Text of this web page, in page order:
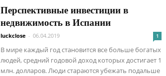
Перспективные инвестиции в
недвижимость в Испании
luckclose - 06.04.2019 1
В мире каждый год становится все больше богатых
людей, средний годовой доход которых достигает 1
млн. долларов. Люди стараются убежать подальше